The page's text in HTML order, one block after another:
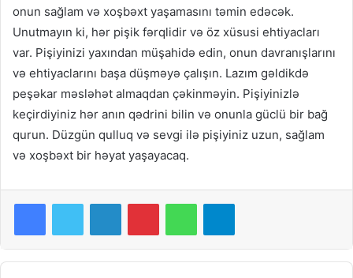
onun sağlam və xoşbəxt yaşamasını təmin edəcək.
Unutmayın ki, hər pişik fərqlidir və öz xüsusi ehtiyacları
var. Pişiyinizi yaxından müşahidə edin, onun davranışlarını
və ehtiyaclarını başa düşməyə çalışın. Lazım gəldikdə
peşəkar məsləhət almaqdan çəkinməyin. Pişiyinizlə
keçirdiyiniz hər anın qədrini bilin və onunla güclü bir bağ
qurun. Düzgün qulluq və sevgi ilə pişiyiniz uzun, sağlam
və xoşbəxt bir həyat yaşayacaq.
FacebookTwitter LinkedInPinterestWhatsAppTelegram